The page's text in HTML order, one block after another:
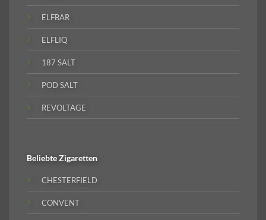
ELFBAR
ELFLIQ
187 SALT
POD SALT
REVOLTAGE
BeliebteZigaretten
CHESTERFIELD
CONVENT